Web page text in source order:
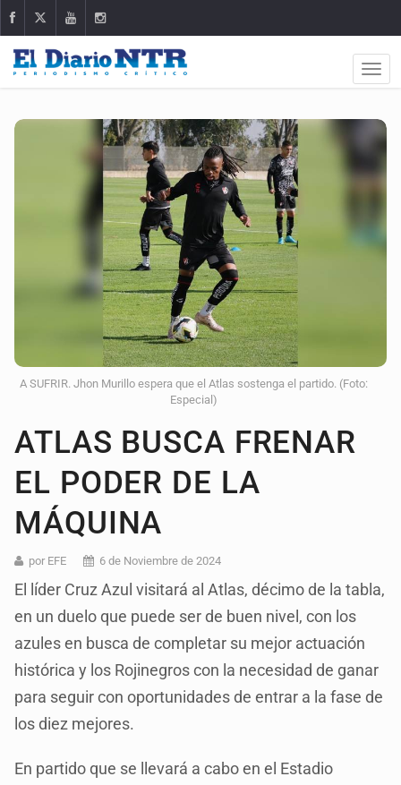
A SUFRIR. Jhon Murillo espera que el Atlas sostenga el partido. (Foto:
Especial)
ATLAS BUSCA FRENAR
EL PODER DE LA
MÁQUINA
por EFE 6 de Noviembre de 2024
El líder Cruz Azul visitará al Atlas, décimo de la tabla,
en un duelo que puede ser de buen nivel, con los
azules en busca de completar su mejor actuación
histórica y los Rojinegros con la necesidad de ganar
para seguir con oportunidades de entrar a la fase de
los diez mejores.
En partido que se llevará a cabo en el Estadio